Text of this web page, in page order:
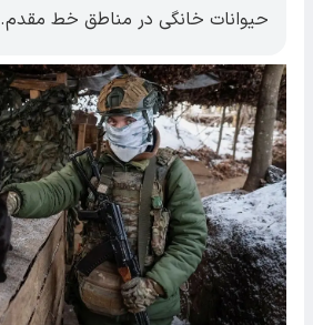
حیوانات خانگی در مناطق خط مقدم.